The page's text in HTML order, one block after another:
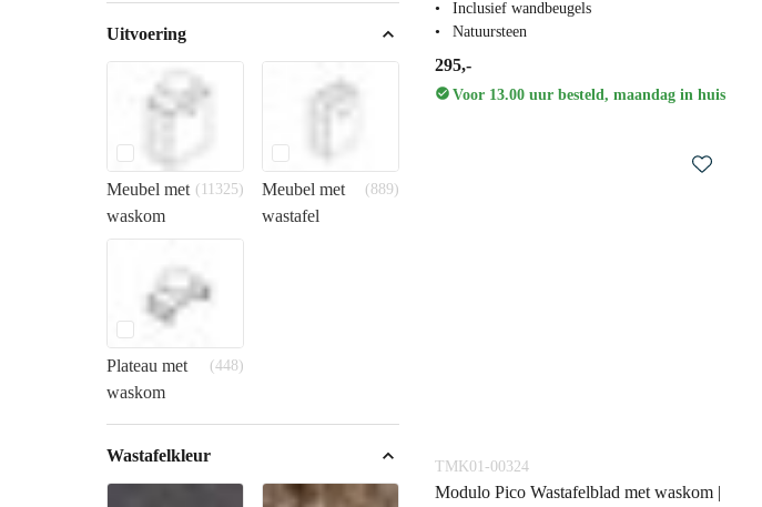
Uitvoering
Meubel met
waskom
(11325)
Meubel met
wastafel
(889)
Plateau met
waskom
(448)
Wastafelkleur
Inclusief wandbeugels
Natuursteen
295,-
Voor 13.00 uur besteld, maandag in huis
TMK01-00324
Modulo Pico Wastafelblad met waskom |